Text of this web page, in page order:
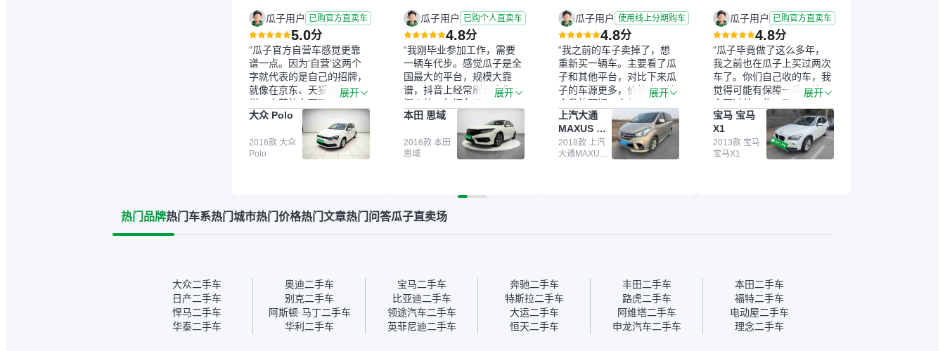
瓜子用户 已购官方直卖车
5.0分
“瓜子官方自营车感觉更靠
谱一点。因为‘自营’这两个
字就代表的是自己的招牌，
就像在京东、天猫买东西一
样，自营的东西可能都要好
一点。就是这种刻板印象
吧。一开始买二手车的时
候，我确实有担心过事故
车、泡水车这些问题。瓜子
来的情况。我拿到你们的信
息之后，自己又在线上去做
了一些报告查询（用了其他
报告是符合的，所以这次车
况没问题。购车流程挺快
的，我第一天看车，第二天
你们就约我到店，我第三天
去提的车。去之前我提前跟
展开
大众 Polo
2016款 大众
Polo
瓜子用户 已购个人直卖车
4.8分
“我刚毕业参加工作，需要
一辆车代步。感觉瓜子是全
国最大的平台，规模大靠
谱，抖音上经常刷到广告，
挺火的。每辆车都有检测报
告，这个让我很放心。去外
面买车全凭卖家一张嘴，不
敢买。我买了本田思域，白
色，过户次数少，公里数符
平台，车价贵点也正常，毕
竟有保障。其他平台上很多
车没有第三方检测报告，不
敢买。瓜子有检测有售后，
宜，车况也有检测报告，很
透明。”
展开
本田 思域
2016款 本田
思域
瓜子用户 使用线上分期购车
4.8分
“我之前的车子卖掉了，想
重新买一辆车。主要看了瓜
子和其他平台，对比下来瓜
子的车源更多，价格也更符
合我的预期。之前卖车来过
瓜子，虽然价格没谈成，但
APP一直留着。瓜子毕竟是
大平台，整体印象还好。我
最终买了一台上汽大通，18
线上办不了，这是瓜子最核
对瓜子的信任。能接受瓜子
比线下贵1000-2000元，因
为瓜子有质保，车子出小毛
病维修更有保障。”
展开
上汽大通
MAXUS 大
通G10
2018款 上汽
大通MAXUS
瓜子用户 已购官方直卖车
4.8分
“瓜子毕竟做了这么多年，
我之前也在瓜子上买过两次
车了。你们自己收的车，我
觉得可能有保障一些，检测
会更过关一些。平台自己收
上来再卖的车，应该更可
靠。我买的是宝马X1，主要
看中它的价格和公里数比较
合适。另外，瓜子承诺无火
那么好，剐蹭风险还是挺大
十。个人车源的话，需要我
自己联系卖家，我试着联系
过但没人回我；而自营车我
点了议价，就有销售加我微
信帮我谈价。自营车我讲过
展开
宝马 宝马
X1
2013款 宝马
宝马X1
热门品牌热门车系热门城市热门价格热门文章热门问答瓜子直卖场
大众二手车 奥迪二手车 宝马二手车 奔驰二手车 丰田二手车
本田二手车
日产二手车
别克二手车 比亚迪二手车 特斯拉二手车 路虎二手车
福特二手车
悍马二手车
阿斯顿·马丁二手车 领途汽车二手车 大运二手车 阿维塔二手车
电动屋二手车
华泰二手车
华利二手车 英菲尼迪二手车 恒天二手车 申龙汽车二手车 理念二手车